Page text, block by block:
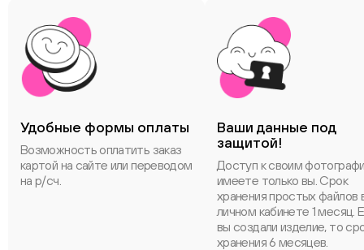
Удобные формы оплаты
Возможность оплатить заказ
картой на сайте или переводом
на р/сч.
Ваши данные под
защитой!
Доступ к своим
имеете только вы. Срок
хранения простых файлов
личном кабинете 1 месяц.
вы создали изделие, то
хранения 6 месяцев.